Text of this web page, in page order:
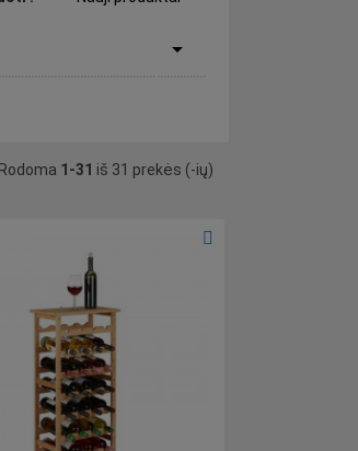
arrow_drop_down
Rodoma 1-31 iš 31 prekės (-ių)